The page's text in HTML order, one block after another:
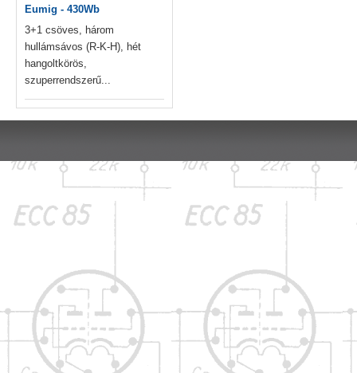
Eumig - 430Wb
3+1 csöves, három
hullámsávos (R-K-H), hét
hangoltkörös,
szuperrendszerű...